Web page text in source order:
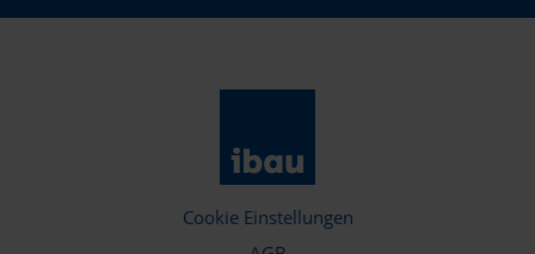
Cookie Einstellungen